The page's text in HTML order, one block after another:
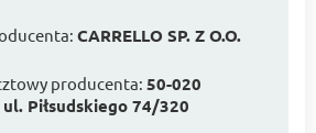
CARRELLO SP. Z O.O.
producenta: 50-020
ul. Piłsudskiego 74/320